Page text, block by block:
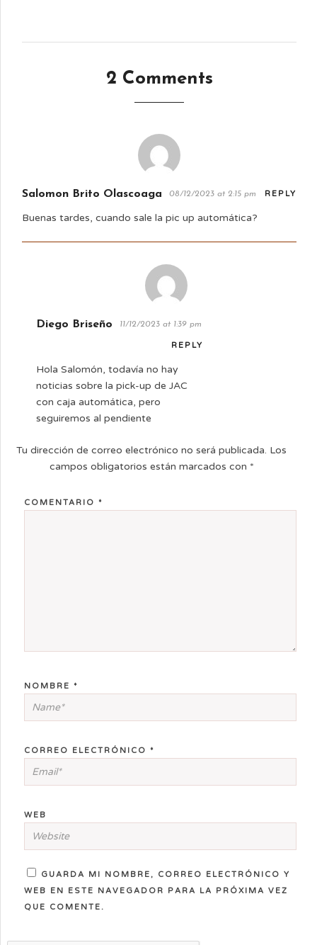
2 Comments
Salomon Brito Olascoaga 08/12/2023 at 2:15 pm REPLY
Buenas tardes, cuando sale la pic up automática?
Diego Briseño 11/12/2023 at 1:39 pm
REPLY
Hola Salomón, todavía no hay
noticias sobre la pick-up de JAC
con caja automática, pero
seguiremos al pendiente
Tu dirección de correo electrónico no será publicada. Los
campos obligatorios están marcados con *
COMENTARIO *
NOMBRE *
CORREO ELECTRÓNICO *
WEB
GUARDA MI NOMBRE, CORREO ELECTRÓNICO Y
WEB EN ESTE NAVEGADOR PARA LA PRÓXIMA VEZ
QUE COMENTE.